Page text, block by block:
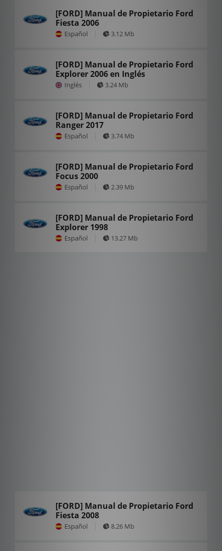
[FORD] Manual de Propietario Ford
Fiesta 2006
Español 3.12 Mb
[FORD] Manual de Propietario Ford
Explorer 2006 en Inglés
Inglés 3.24 Mb
[FORD] Manual de Propietario Ford
Ranger 2017
Español 3.74 Mb
[FORD] Manual de Propietario Ford
Focus 2000
Español 2.39 Mb
[FORD] Manual de Propietario Ford
Explorer 1998
Español 13.27 Mb
[FORD] Manual de Propietario Ford
Fiesta 2008
Español 8.26 Mb